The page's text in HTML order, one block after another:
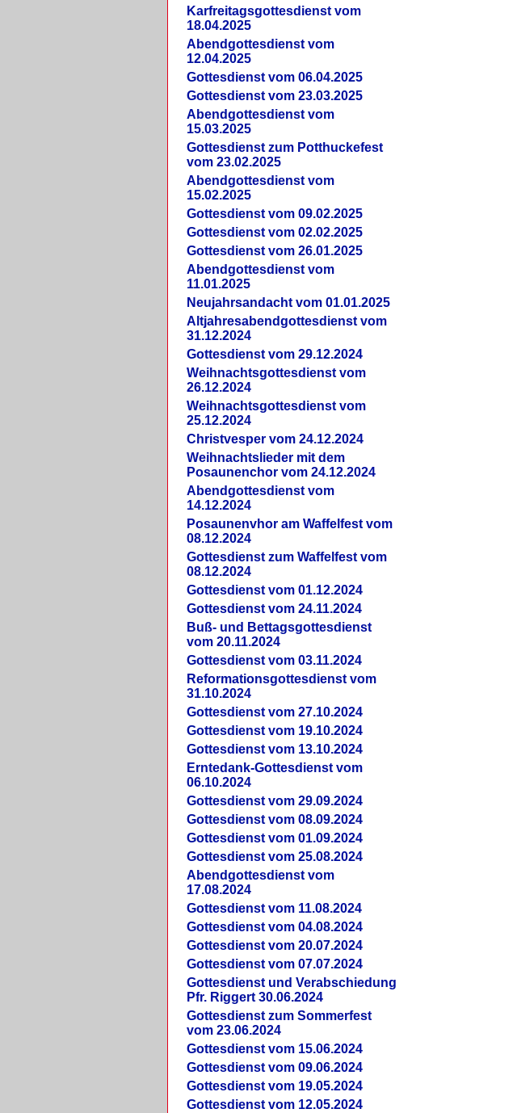
Karfreitagsgottesdienst vom
18.04.2025
Abendgottesdienst vom
12.04.2025
Gottesdienst vom 06.04.2025
Gottesdienst vom 23.03.2025
Abendgottesdienst vom
15.03.2025
Gottesdienst zum Potthuckefest
vom 23.02.2025
Abendgottesdienst vom
15.02.2025
Gottesdienst vom 09.02.2025
Gottesdienst vom 02.02.2025
Gottesdienst vom 26.01.2025
Abendgottesdienst vom
11.01.2025
Neujahrsandacht vom 01.01.2025
Altjahresabendgottesdienst vom
31.12.2024
Gottesdienst vom 29.12.2024
Weihnachtsgottesdienst vom
26.12.2024
Weihnachtsgottesdienst vom
25.12.2024
Christvesper vom 24.12.2024
Weihnachtslieder mit dem
Posaunenchor vom 24.12.2024
Abendgottesdienst vom
14.12.2024
Posaunenvhor am Waffelfest vom
08.12.2024
Gottesdienst zum Waffelfest vom
08.12.2024
Gottesdienst vom 01.12.2024
Gottesdienst vom 24.11.2024
Buß- und Bettagsgottesdienst
vom 20.11.2024
Gottesdienst vom 03.11.2024
Reformationsgottesdienst vom
31.10.2024
Gottesdienst vom 27.10.2024
Gottesdienst vom 19.10.2024
Gottesdienst vom 13.10.2024
Erntedank-Gottesdienst vom
06.10.2024
Gottesdienst vom 29.09.2024
Gottesdienst vom 08.09.2024
Gottesdienst vom 01.09.2024
Gottesdienst vom 25.08.2024
Abendgottesdienst vom
17.08.2024
Gottesdienst vom 11.08.2024
Gottesdienst vom 04.08.2024
Gottesdienst vom 20.07.2024
Gottesdienst vom 07.07.2024
Gottesdienst und Verabschiedung
Pfr. Riggert 30.06.2024
Gottesdienst zum Sommerfest
vom 23.06.2024
Gottesdienst vom 15.06.2024
Gottesdienst vom 09.06.2024
Gottesdienst vom 19.05.2024
Gottesdienst vom 12.05.2024